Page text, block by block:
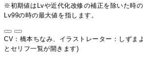
※初期値はLvや近代化改修の補正を除いた時
Lv99の時の最大値を指します。
CV：橋本ちなみ、イラストレーター：しずま
とセリフ一覧が開きます)